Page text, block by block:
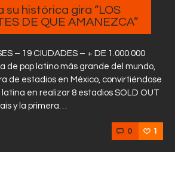
su histórica gira “LOS
DE QUE AMANEZCA”
– 19 CIUDADES – + DE 1.000.000
de pop latino más grande del mundo,
de estadios en México, convirtiéndose
en realizar 8 estadios SOLD OUT
y la primera…
0 1